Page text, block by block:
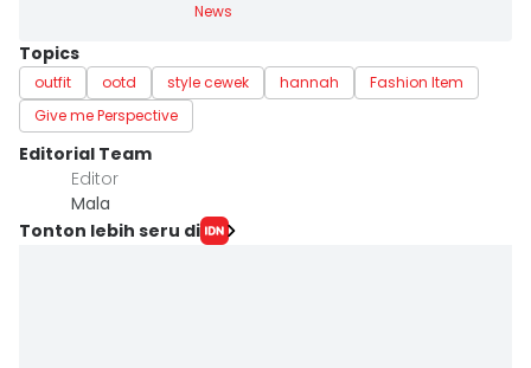
News
Topics
outfit ootd style cewek hannah
Fashion Item
Give me Perspective
Editorial Team
Editor
Mala
Tonton lebih seru di